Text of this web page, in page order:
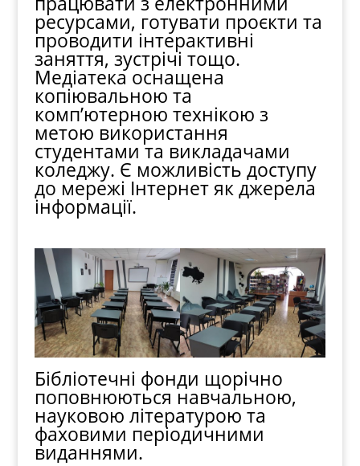
ресурсами, готувати проєкти та
проводити інтерактивні
заняття, зустрічі тощо.
Медіатека оснащена
копіювальною та
комп’ютерною технікою з
метою використання
студентами та викладачами
коледжу. Є можливість доступу
до мережі Інтернет як джерела
інформації.
Бібліотечні фонди щорічно
поповнюються навчальною,
науковою літературою та
фаховими періодичними
виданнями.